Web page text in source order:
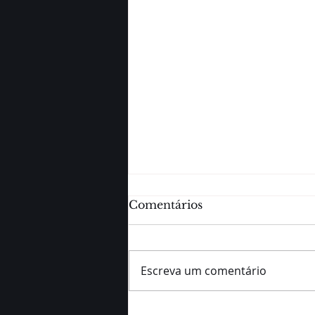
Comentários
Escreva um comentário